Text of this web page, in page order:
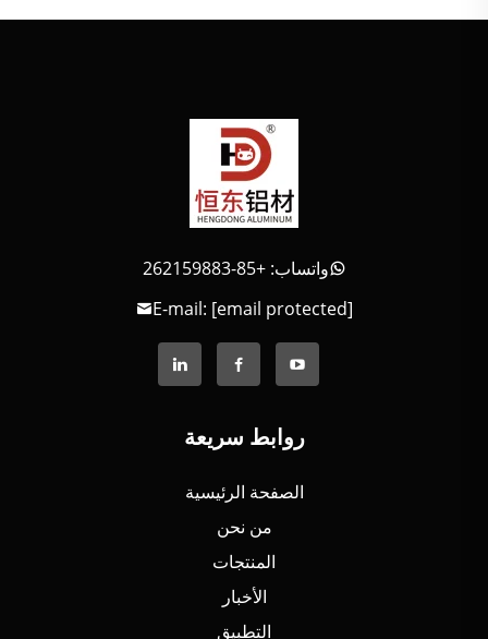
واتساب: +85-262159883
E-mail: [email protected]
روابط سريعة
الصفحة الرئيسية
من نحن
المنتجات
الأخبار
التطبيق